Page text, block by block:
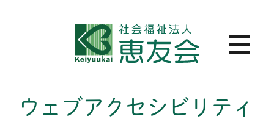
ウェブアクセシビリティ